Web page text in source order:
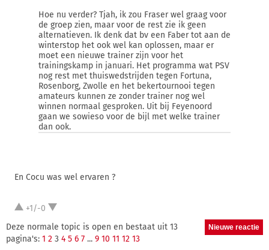
Hoe nu verder? Tjah, ik zou Fraser wel graag voor
de groep zien, maar voor de rest zie ik geen
alternatieven. Ik denk dat bv een Faber tot aan de
winterstop het ook wel kan oplossen, maar er
moet een nieuwe trainer zijn voor het
trainingskamp in januari. Het programma wat PSV
nog rest met thuiswedstrijden tegen Fortuna,
Rosenborg, Zwolle en het bekertournooi tegen
amateurs kunnen ze zonder trainer nog wel
winnen normaal gesproken. Uit bij Feyenoord
gaan we sowieso voor de bijl met welke trainer
dan ook.
En Cocu was wel ervaren ?
+1/-0
Deze normale topic is open en bestaat uit 13
pagina's: 1 2 3 4 5 6 7 ... 9 10 11 12 13